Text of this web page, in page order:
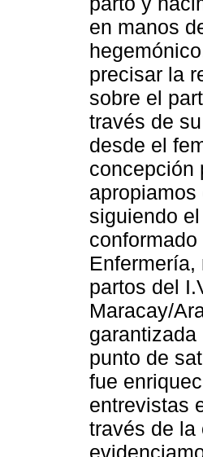
en manos
precisar la
sobre el
través de
desde el
concepción
siguiendo
partos del
Maracay/
punto de
fue
entrevistas
través de la